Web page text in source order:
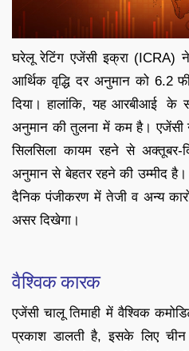
घरेलू रेटिंग एजेंसी इक्रा (ICRA)
आर्थिक वृद्धि दर अनुमान को 6.2
दिया। हालांकि, यह आरबीआई के
अनुमान की तुलना में कम है। एजेंसी
सिलसिला कायम रहने से अक्तूबर-
अनुमान से बेहतर रहने की उम्मीद है।
दैनिक पंजीकरण में तेजी व अन्य
असर दिखेगा।
वैश्विक कारक
एजेंसी चालू तिमाही में वैश्विक
प्रकाश डालती है, इसके लिए